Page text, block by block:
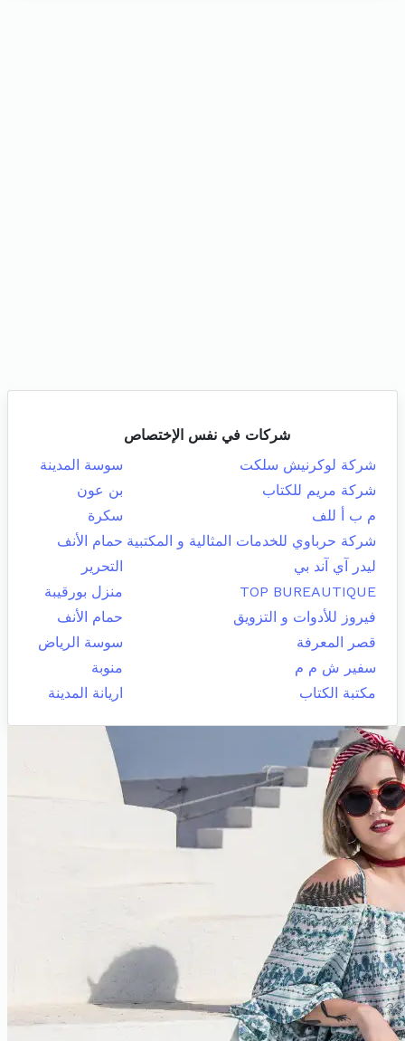
شركات في نفس الإختصاص
شركة لوكرنيش سلكت
سوسة المدينة
شركة مريم للكتاب
بن عون
م ب أ للف
سكرة
شركة حرباوي للخدمات المثالية و المكتبية حمام الأنف
ليدر آي آند بي
التحرير
TOP BUREAUTIQUE
منزل بورقيبة
فيروز للأدوات و التزويق
حمام الأنف
قصر المعرفة
سوسة الرياض
سفير ش م م
منوبة
مكتبة الكتاب
اريانة المدينة